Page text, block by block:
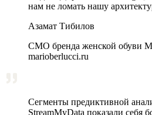
нам не ломать нашу
Азамат Тибилов
CMO бренда женской обуви
marioberlucci.ru
Сегменты предиктивной
StreamMyData показали себя